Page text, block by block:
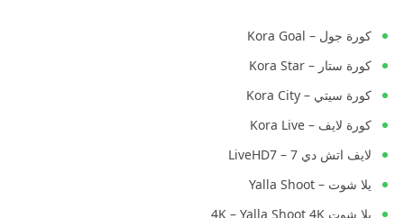
كورة جول – Kora Goal
كورة ستار – Kora Star
كورة سيتي – Kora City
كورة لايف – Kora Live
لايف اتش دي 7 – LiveHD7
يلا شوت – Yalla Shoot
يلا شوت 4K – Yalla Shoot 4K